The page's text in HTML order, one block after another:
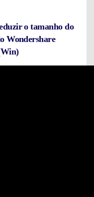
o tamanho do
Wondershare